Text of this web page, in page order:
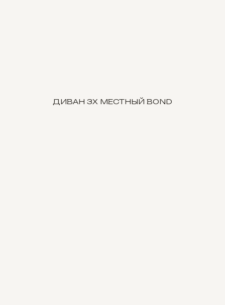
ДИВАН 3Х МЕСТНЫЙ BOND